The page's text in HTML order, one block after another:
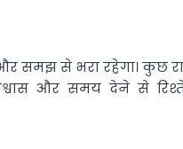
समझ से भरा रहेगा। कुछ
और समय देने से